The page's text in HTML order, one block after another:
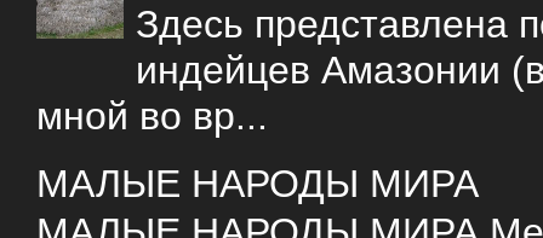
Здесь представлена
индейцев Амазонии
мной во вр...
МАЛЫЕ НАРОДЫ МИРА